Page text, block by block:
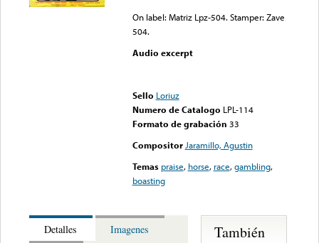
On label: Matriz Lpz-504. Stamper: Zave
504.
Audio excerpt
Sello Loriuz
Numero de Catalogo LPL-114
Formato de grabación 33
Compositor Jaramillo, Agustin
Temas praise, horse, race,gambling,
boasting
Detalles
Imagenes
También